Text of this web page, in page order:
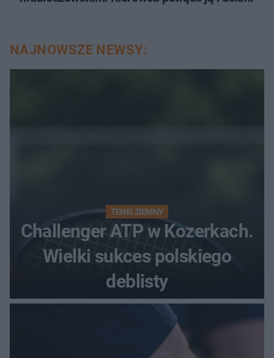
NAJNOWSZE NEWSY:
TENIS ZIEMNY
Challenger ATP w Kozerkach.
Wielki sukces polskiego
deblisty